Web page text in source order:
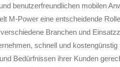
benutzerfreundlichen mobilen
M-Power eine entscheidende
Branchen und
schnell und
Bedürfnissen ihrer Kunden